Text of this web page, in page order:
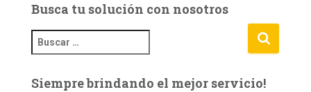
Busca tu solución con nosotros
u
c
Siempre brindando el mejor servicio!